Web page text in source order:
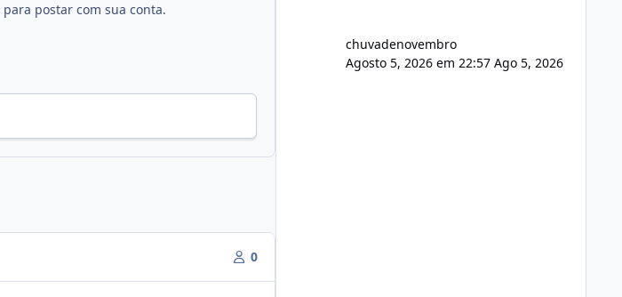
para postar com sua conta.
0
chuvadenovembro
Agosto 5, 2026 em 22:57 Ago 5, 2026